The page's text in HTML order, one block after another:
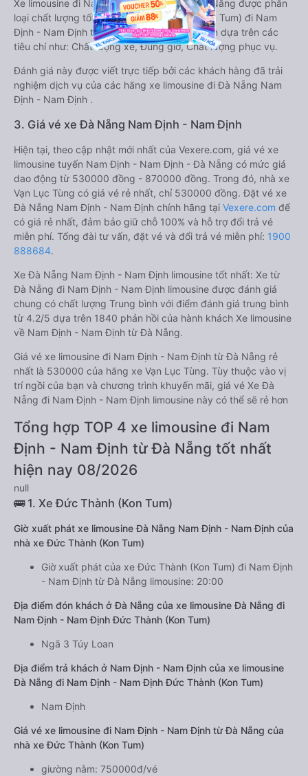
Xe limousine đi Nam Định - Nam Định từ Đà Nẵng được phân
loại chất lượng tốt nhất là xe Đức Thành (Kon Tum) đi Nam
Định - Nam Định từ Đà Nẵng đạt 4.8 / 5 điểm dựa trên các
tiêu chí như: Chất lượng xe, Đúng giờ, Chất lượng phục vụ.
Đánh giá này được viết trực tiếp bởi các khách hàng đã trải
nghiệm dịch vụ của các hãng xe limousine đi Đà Nẵng Nam
Định - Nam Định .
3. Giá vé xe Đà Nẵng Nam Định - Nam Định
Hiện tại, theo cập nhật mới nhất của Vexere.com, giá vé xe
limousine tuyến Nam Định - Nam Định - Đà Nẵng có mức giá
dao động từ 530000 đồng - 870000 đồng. Trong đó, nhà xe
Vạn Lục Tùng có giá vé rẻ nhất, chỉ 530000 đồng. Đặt vé xe
Đà Nẵng Nam Định - Nam Định chính hãng tại Vexere.com để
có giá rẻ nhất, đảm bảo giữ chỗ 100% và hỗ trợ đổi trả vé
miễn phí. Tổng đài tư vấn, đặt vé và đổi trả vé miễn phí: 1900
888684.
Xe Đà Nẵng Nam Định - Nam Định limousine tốt nhất: Xe từ
Đà Nẵng đi Nam Định - Nam Định limousine được đánh giá
chung có chất lượng Trung bình với điểm đánh giá trung bình
từ 4.2/5 dựa trên 1840 phản hồi của hành khách Xe limousine
về Nam Định - Nam Định từ Đà Nẵng.
Giá vé xe limousine đi Nam Định - Nam Định từ Đà Nẵng rẻ
nhất là 530000 của hãng xe Vạn Lục Tùng. Tùy thuộc vào vị
trí ngồi của bạn và chương trình khuyến mãi, giá vé Xe Đà
Nẵng đi Nam Định - Nam Định limousine này có thể sẽ rẻ hơn
Tổng hợp TOP 4 xe limousine đi Nam
Định - Nam Định từ Đà Nẵng tốt nhất
hiện nay 08/2026
null
🚌 1. Xe Đức Thành (Kon Tum)
Giờ xuất phát xe limousine Đà Nẵng Nam Định - Nam Định của
nhà xe Đức Thành (Kon Tum)
Giờ xuất phát của xe Đức Thành (Kon Tum) đi Nam Định
- Nam Định từ Đà Nẵng limousine: 20:00
Địa điểm đón khách ở Đà Nẵng của xe limousine Đà Nẵng đi
Nam Định - Nam Định Đức Thành (Kon Tum)
Ngã 3 Túy Loan
Địa điểm trả khách ở Nam Định - Nam Định của xe limousine
Đà Nẵng đi Nam Định - Nam Định Đức Thành (Kon Tum)
Nam Định
Giá vé xe limousine đi Nam Định - Nam Định từ Đà Nẵng của
nhà xe Đức Thành (Kon Tum)
giường nằm: 750000đ/vé